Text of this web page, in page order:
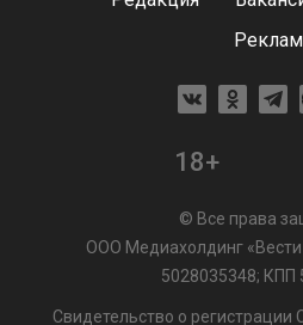
18+
© Все права
ООО Медиахолдинг
5028035348; КПП
Свидетельство о